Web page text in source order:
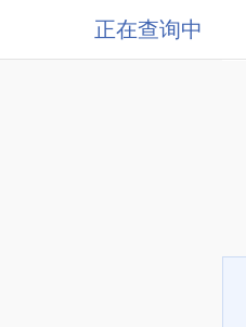
正在查询中